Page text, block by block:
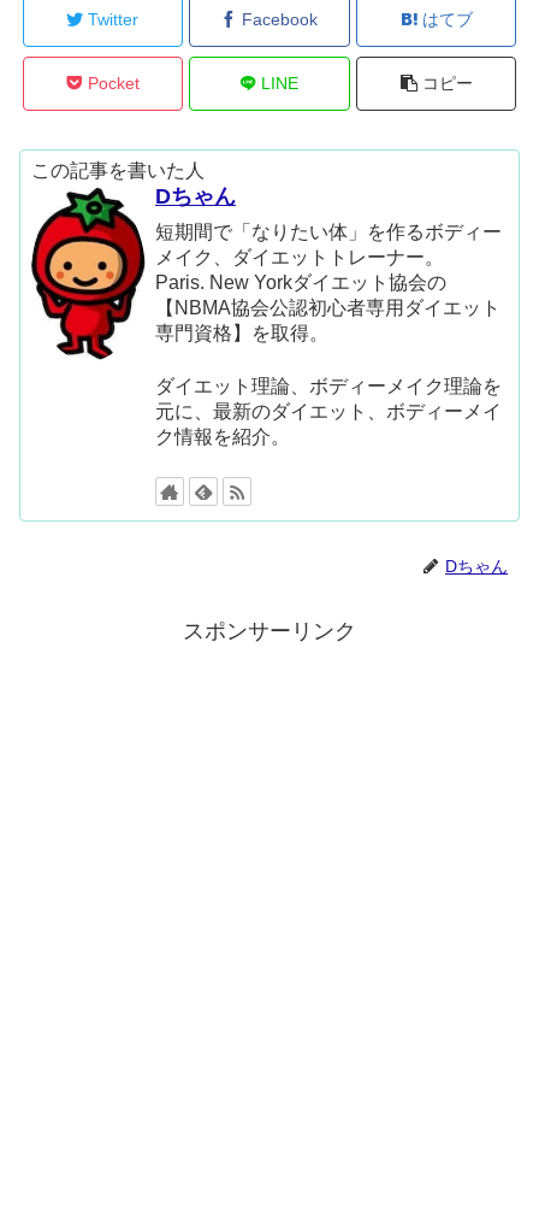
Twitter Facebook はてブ
Pocket LINE コピー
この記事を書いた人
Dちゃん
短期間で「なりたい体」を作るボディー
メイク、ダイエットトレーナー。
Paris. New Yorkダイエット協会の
【NBMA協会公認初心者専用ダイエット
専門資格】を取得。
ダイエット理論、ボディーメイク理論を
元に、最新のダイエット、ボディーメイ
ク情報を紹介。
Dちゃん
スポンサーリンク